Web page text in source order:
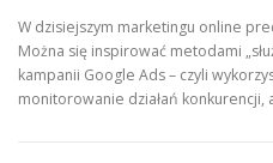
W dzisiejszym marketingu online
Można się inspirować metodami
kampanii Google Ads – czyli
monitorowanie działań konkurencji,